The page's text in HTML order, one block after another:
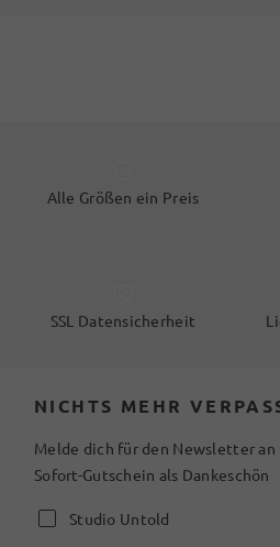
Alle Größen ein Preis
SSL Datensicherheit
NICHTS MEHR
Melde dich für den Newsletter
Sofort-Gutschein als Dankeschön
Studio Untold